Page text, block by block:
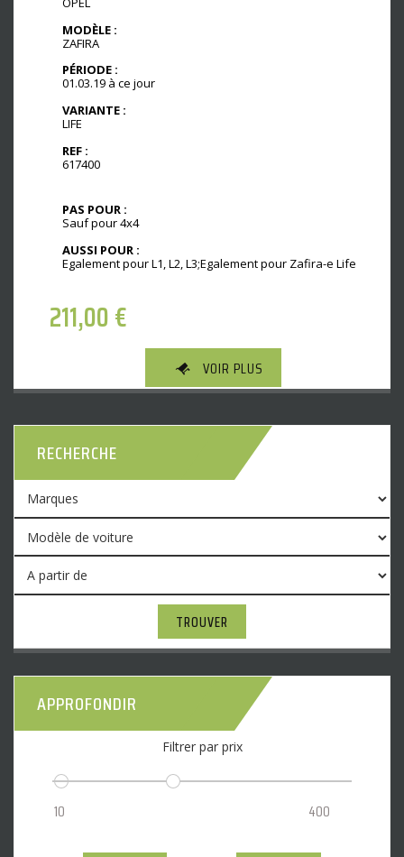
MODÈLE :
ZAFIRA
PÉRIODE :
01.03.19 à ce jour
VARIANTE :
LIFE
REF :
617400
PAS POUR :
Sauf pour 4x4
AUSSI POUR :
Egalement pour L1, L2, L3;Egalement pour Zafira-e Life
211,00€
VOIR PLUS
RECHERCHE
TROUVER
APPROFONDIR
Filtrer par prix